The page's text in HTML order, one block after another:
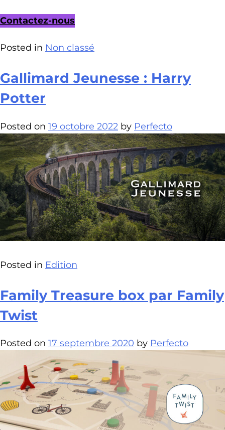
Contactez-nous
Posted in Non classé
Gallimard Jeunesse : Harry
Potter
Posted on 19 octobre 2022 by Perfecto
Posted in Edition
Family Treasure box par Family
Twist
Posted on 17 septembre 2020 by Perfecto